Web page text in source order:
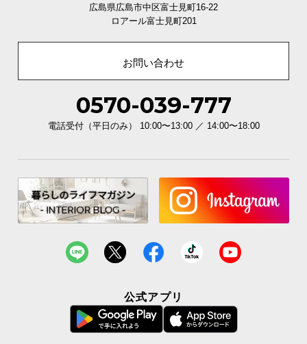
広島県広島市中区富士見町16-22
ロアール富士見町201
お問い合わせ
0570-039-777
電話受付（平日のみ） 10:00〜13:00 ／ 14:00〜18:00
公式アプリ